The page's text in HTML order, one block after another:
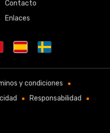
Contacto
Enlaces
y condiciones
Responsabilidad